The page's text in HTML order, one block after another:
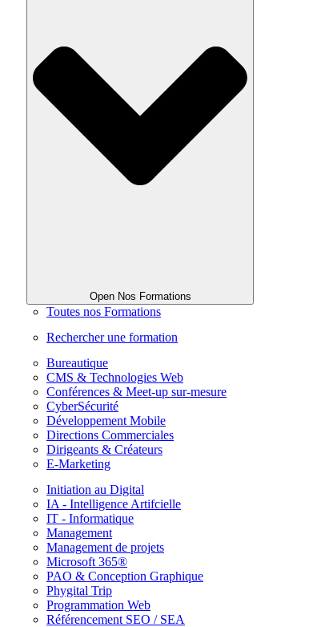
Open Nos Formations
Toutes nos Formations
Rechercher une formation
Bureautique
CMS & Technologies Web
Conférences & Meet-up sur-mesure
CyberSécurité
Développement Mobile
Directions Commerciales
Dirigeants & Créateurs
E-Marketing
Initiation au Digital
IA - Intelligence Artifcielle
IT - Informatique
Management
Management de projets
Microsoft 365®
PAO & Conception Graphique
Phygital Trip
Programmation Web
Référencement SEO / SEA